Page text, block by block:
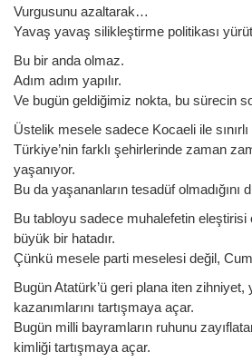
Vurgusunu azaltarak…
Yavaş yavaş silikleştirme politikası
Bu bir anda olmaz.
Adım adım yapılır.
Ve bugün geldiğimiz nokta, bu sürecin
Üstelik mesele sadece Kocaeli ile sınırlı
Türkiye’nin farklı şehirlerinde zaman
yaşanıyor.
Bu da yaşananların tesadüf olmadığını
Bu tabloyu sadece muhalefetin
büyük bir hatadır.
Çünkü mesele parti meselesi değil,
Bugün Atatürk’ü geri plana iten zihniyet,
kazanımlarını tartışmaya açar.
Bugün milli bayramların ruhunu
kimliği tartışmaya açar.